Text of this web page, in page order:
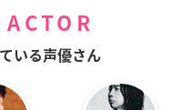
いる声優さん